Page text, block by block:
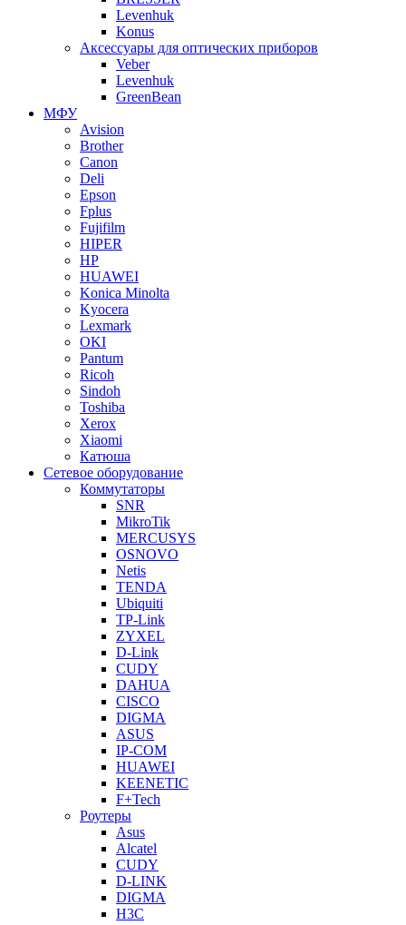
Levenhuk
Konus
Аксессуары для оптических приборов
Veber
Levenhuk
GreenBean
МФУ
Avision
Brother
Canon
Deli
Epson
Fplus
Fujifilm
HIPER
HP
HUAWEI
Konica Minolta
Kyocera
Lexmark
OKI
Pantum
Ricoh
Sindoh
Toshiba
Xerox
Xiaomi
Катюша
Сетевое оборудование
Коммутаторы
SNR
MikroTik
MERCUSYS
OSNOVO
Netis
TENDA
Ubiquiti
TP-Link
ZYXEL
D-Link
CUDY
DAHUA
CISCO
DIGMA
ASUS
IP-COM
HUAWEI
KEENETIC
F+Tech
Роутеры
Asus
Alcatel
CUDY
D-LINK
DIGMA
H3C